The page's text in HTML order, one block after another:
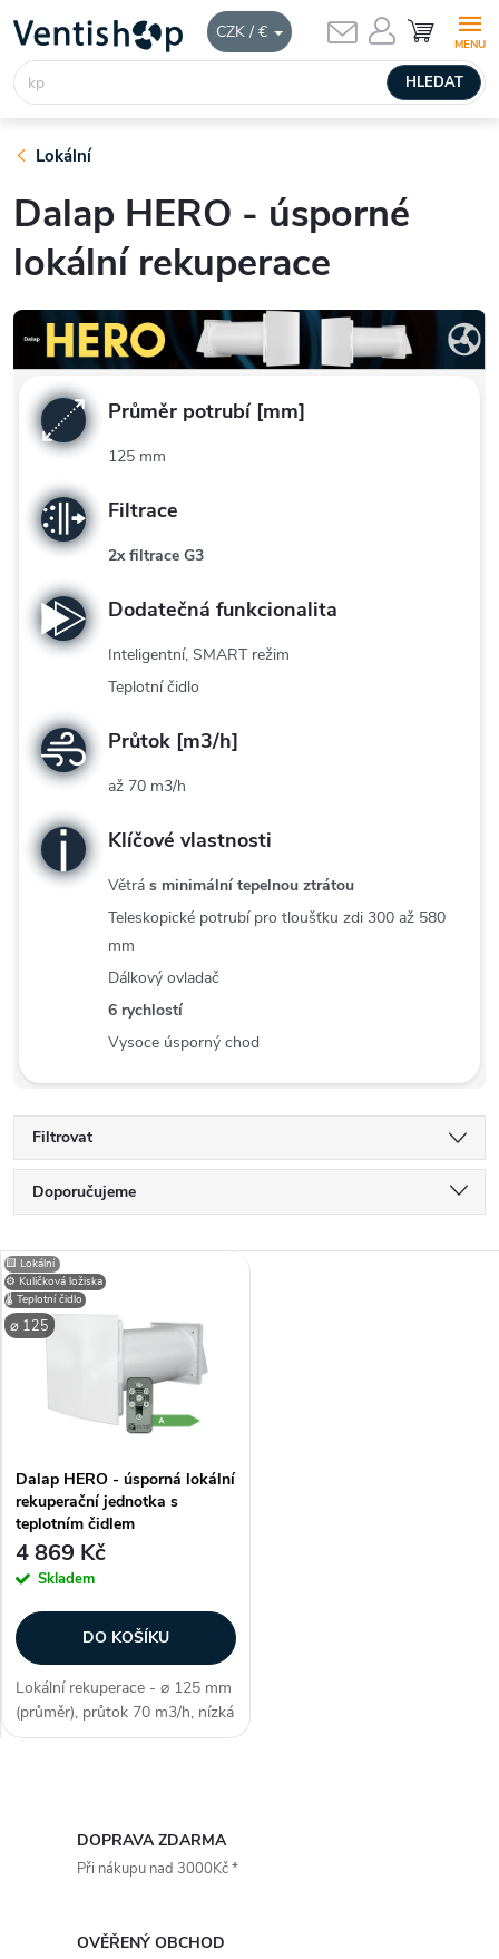
CZK / €
obsah
HLEDAT
NÁKUPNÍ
KOŠÍK
Lokální
Dalap HERO - úsporné
lokální rekuperace
Průměr potrubí [mm]
125 mm
Filtrace
2x filtrace G3
Dodatečná funkcionalita
Inteligentní, SMART režim
Teplotní čidlo
Průtok [m3/h]
až 70 m3/h
Klíčové vlastnosti
Větrá s minimální tepelnou ztrátou
Teleskopické potrubí pro tloušťku zdi 300 až 580
mm
Dálkový ovladač
6 rychlostí
Vysoce úsporný chod
Filtrovat
Ř
a
z
í
p
r
o
d
u
Doporučujeme
Nejdražší
Nejprodávanější
V
ý
s
p
r
o
d
⚙️ Kuličková ložiska
⌀ 125
🟨 Lokální
🌡️ Teplotní čidlo
Dalap HERO - úsporná lokální
rekuperační jednotka s
teplotním čidlem
4 869 Kč
Skladem
DO KOŠÍKU
Lokální rekuperace - ⌀ 125 mm
(průměr), průtok 70 m3/h, nízká
spotřeba energie, dálkový
DOPRAVA ZDARMA
Při nákupu nad 3000Kč *
OVĚŘENÝ OBCHOD